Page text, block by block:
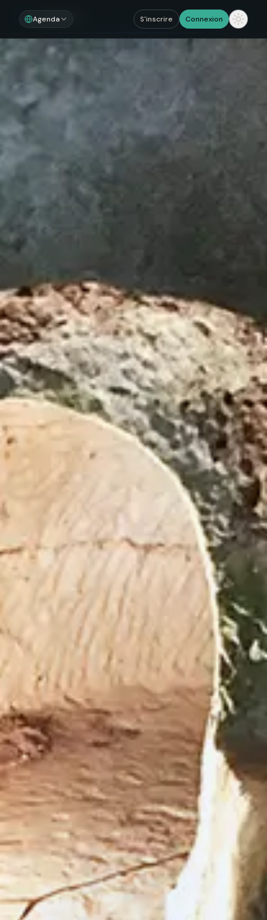
Agenda S'inscrire Connexion
Noosom Sections